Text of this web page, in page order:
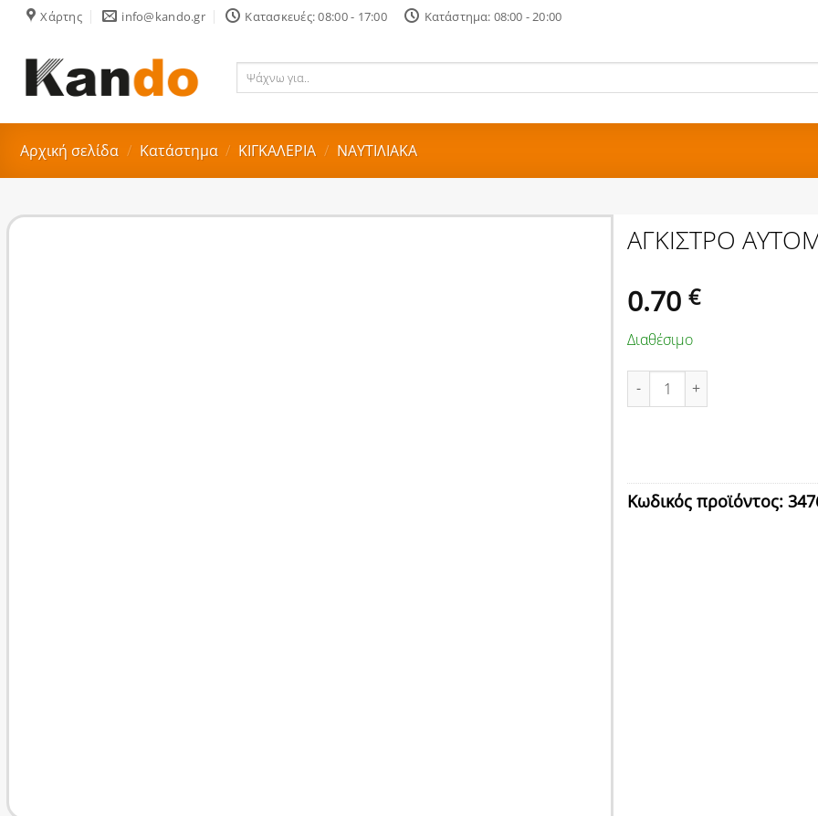
Skip
content
Χάρτης info@kando.gr Κατασκευές: 08:00 - 17:00 Κατάστημα: 08:00 - 20:00
Ψάχνω
Αρχική σελίδα / Κατάστημα / ΚΙΓΚΑΛΕΡΙΑ / ΝΑΥΤΙΛΙΑΚΑ
ΑΓΚΙΣΤΡΟ
0.70 €
Διαθέσιμο
ΑΓΚΙΣΤΡΟ ΑΥΤΟΜΑΤΟ ΝΙΚΕΛ
Κωδικός προϊόντος: